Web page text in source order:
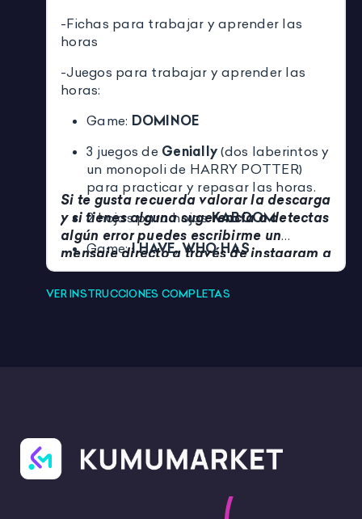
-Fichas para trabajar y aprender las
horas
-Juegos para trabajar y aprender las
horas:
Game: DOMINOE
3 juegos de Genially (dos laberintos y
un monopoli de HARRY POTTER)
para practicar y repasar las horas.
2 hojas para hojasKABOOM.
Game:I HAVE, WHO HAS
Si te gusta recuerda valorar la descarga
y si tienes alguna sugerencia o detectas
algún error puedes escribirme un
mensaje directo a través de instagram a
@legarluteacher.🖤
VER INSTRUCCIONES COMPLETAS